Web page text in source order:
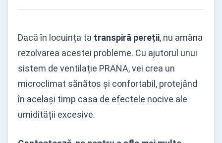
Dacă în locuința ta transpiră pereții, nu amâna
rezolvarea acestei probleme. Cu ajutorul unui
sistem de ventilație PRANA, vei crea un
microclimat sănătos și confortabil, protejând
în același timp casa de efectele nocive ale
umidității excesive.